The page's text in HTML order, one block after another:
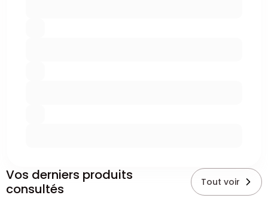
Vos derniers produits
consultés
Tout voir